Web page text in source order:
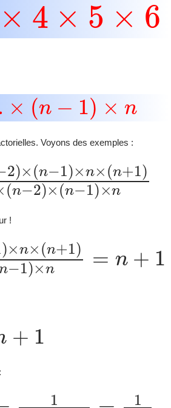
)×n
Voyons des exemples :
×3×…
+1)1×2×3×…
1)×n
!
×3×…
1×2×3×…
n+1
+ 1
× ×